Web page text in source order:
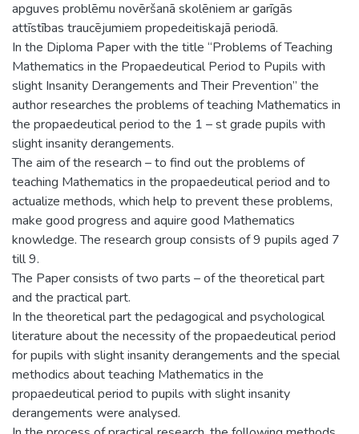
apguves problēmu novēršanā skolēniem ar garīgās
attīstības traucējumiem propedeitiskajā periodā.
In the Diploma Paper with the title “Problems of Teaching
Mathematics in the Propaedeutical Period to Pupils with
slight Insanity Derangements and Their Prevention” the
author researches the problems of teaching Mathematics in
the propaedeutical period to the 1 – st grade pupils with
slight insanity derangements.
The aim of the research – to find out the problems of
teaching Mathematics in the propaedeutical period and to
actualize methods, which help to prevent these problems,
make good progress and aquire good Mathematics
knowledge. The research group consists of 9 pupils aged 7
till 9.
The Paper consists of two parts – of the theoretical part
and the practical part.
In the theoretical part the pedagogical and psychological
literature about the necessity of the propaedeutical period
for pupils with slight insanity derangements and the special
methodics about teaching Mathematics in the
propaedeutical period to pupils with slight insanity
derangements were analysed.